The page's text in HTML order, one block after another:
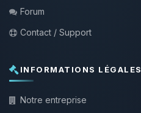
Forum
Contact / Support
INFORMATIONS LÉGALES
Notre entreprise